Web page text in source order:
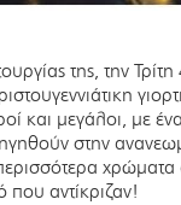
της, την
και μεγάλοι, με
στην
αντίκριζαν!